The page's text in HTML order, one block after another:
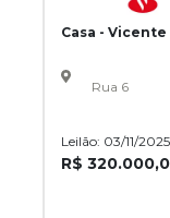
Casa -
Rua 6
Leilão: 03/11/
R$